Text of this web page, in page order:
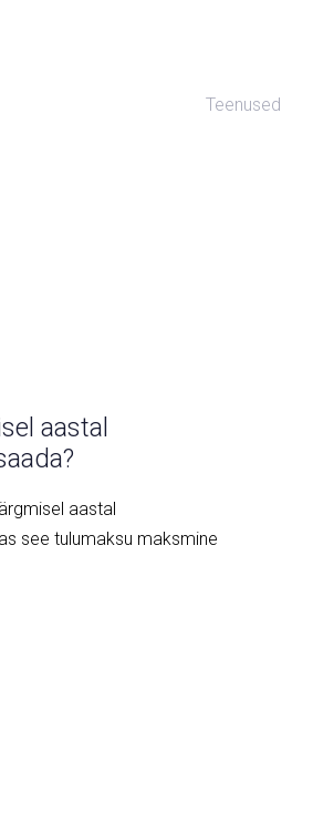
Teenused
aastal
aastal
see tulumaksu maksmine